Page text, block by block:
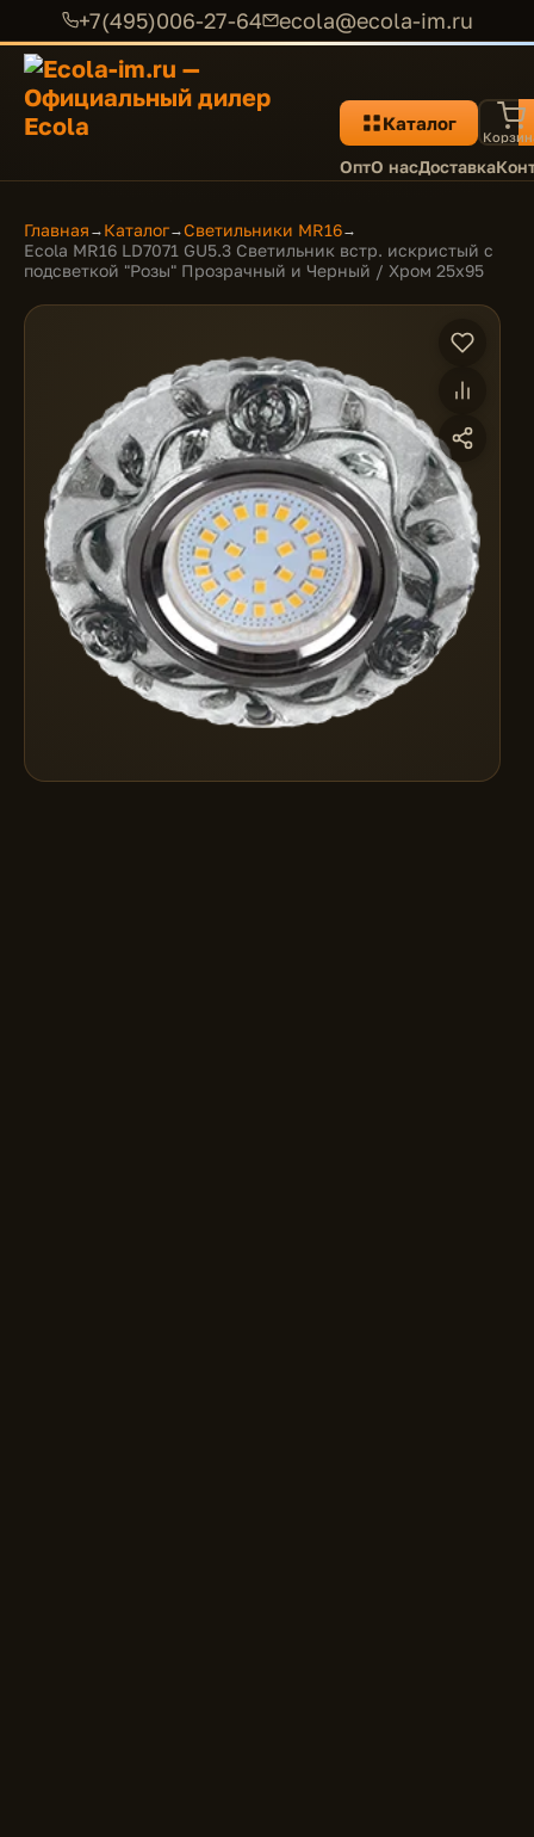
+7(495)006-27-64 ecola@ecola-im.ru
Каталог
ОптО насДоставка
Главная → Каталог→Светильники MR16→
Ecola MR16 LD7071 GU5.3 Светильник встр. искристый с
подсветкой "Розы" Прозрачный и Черный / Хром 25x95